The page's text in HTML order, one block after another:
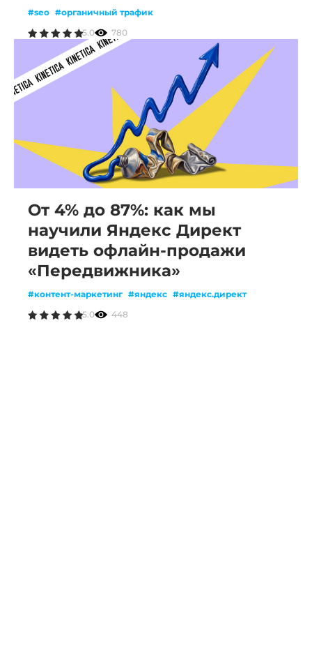
#seo #органичный трафик
5.0
780
От 4% до 87%: как мы
научили Яндекс Директ
видеть офлайн-продажи
«Передвижника»
#контент-маркетинг #яндекс #яндекс.директ
5.0
448